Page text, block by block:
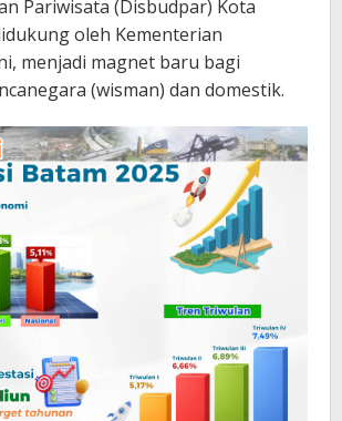
Pariwisata (Disbudpar) Kota
oleh Kementerian
menjadi magnet baru bagi
(wisman) dan domestik.